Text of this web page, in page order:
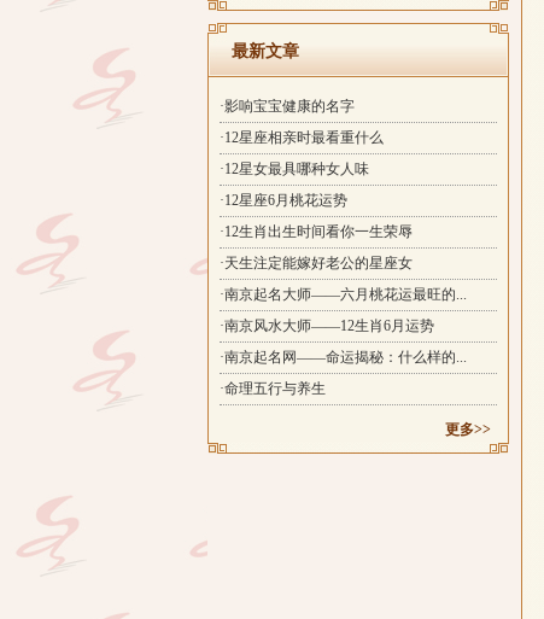
最新文章
·影响宝宝健康的名字
·12星座相亲时最看重什么
·12星女最具哪种女人味
·12星座6月桃花运势
·12生肖出生时间看你一生荣辱
·天生注定能嫁好老公的星座女
·南京起名大师——六月桃花运最旺的...
·南京风水大师——12生肖6月运势
·南京起名网——命运揭秘：什么样的...
·命理五行与养生
更多>>